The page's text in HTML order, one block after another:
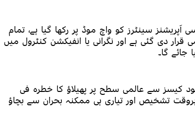
آپریشنز سینٹرز کو واچ موڈ پر رکھا گیا ہے، تمام
قرار دی گئی ہے اور نگرانی یا انفیکشن کنٹرول میں
گا۔
کیسز سے عالمی سطح پر پھیلاؤ کا خطرہ فی
تشخیص اور تیاری ہی ممکنہ بحران سے بچاؤ